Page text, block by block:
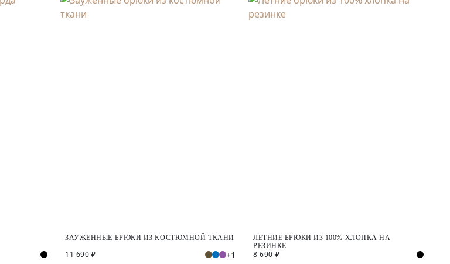
ЗАУЖЕННЫЕ БРЮКИ ИЗ КОСТЮМНОЙ ТКАНИ
11 690 ₽ +1
ЛЕТНИЕ БРЮКИ ИЗ 100% ХЛОПКА НА
РЕЗИНКЕ
8 690 ₽